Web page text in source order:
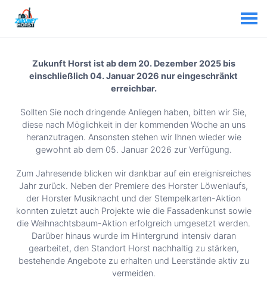
Zukunft Horst ist ab dem 20. Dezember 2025 bis
einschließlich 04. Januar 2026 nur eingeschränkt
erreichbar.
Sollten Sie noch dringende Anliegen haben, bitten wir Sie,
diese nach Möglichkeit in der kommenden Woche an uns
heranzutragen. Ansonsten stehen wir Ihnen wieder wie
gewohnt ab dem 05. Januar 2026 zur Verfügung.
Zum Jahresende blicken wir dankbar auf ein ereignisreiches
Jahr zurück. Neben der Premiere des Horster Löwenlaufs,
der Horster Musiknacht und der Stempelkarten-Aktion
konnten zuletzt auch Projekte wie die Fassadenkunst sowie
die Weihnachtsbaum-Aktion erfolgreich umgesetzt werden.
Darüber hinaus wurde im Hintergrund intensiv daran
gearbeitet, den Standort Horst nachhaltig zu stärken,
bestehende Angebote zu erhalten und Leerstände aktiv zu
vermeiden.